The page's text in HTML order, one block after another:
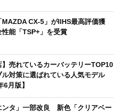
MAZDA CX-5」がIIHS最高評価獲
能「TSP+」を受賞
】売れているカーバッテリーTOP10
ル対策に選ばれている人気モデル
月版】
ンタ」一部改良 新色「クリアベー